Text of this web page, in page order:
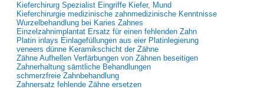
Kieferchirurg Spezialist Eingriffe Kiefer, Mund
Kieferchirurgie medizinische zahnmedizinische Kenntnisse
Wurzelbehandlung bei Karies Zahnes
Einzelzahnimplantat Ersatz für einen fehlenden Zahn
Platin inlays Einlagefüllungen aus eier Platinlegierung
veneers dünne Keramikschicht der Zähne
Zähne Aufhellen Verfärbungen von Zähnen beseitigen
Zahnerhaltung sämtliche Behandlungen
schmerzfreie Zahnbehandlung
Zahnersatz fehlende Zähne ersetzen